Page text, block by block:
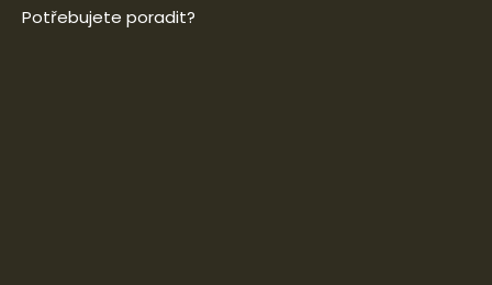
Potřebujete poradit?